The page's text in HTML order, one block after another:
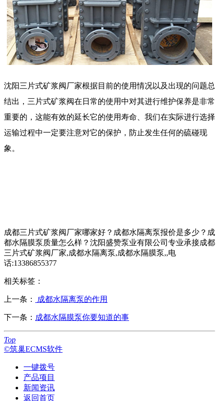
沈阳三片式矿浆阀厂家根据目前的使用情况以及出现的问题总
结出，三片式矿浆阀在日常的使用中对其进行维护保养是非常
重要的，这能有效的延长它的使用寿命、我们在实际进行选择
运输过程中一定要注意对它的保护，防止发生任何的硫碰现
象。
成都三片式矿浆阀厂家哪家好？成都水隔离泵报价是多少？成
都水隔膜泵质量怎么样？沈阳盛赞泵业有限公司专业承接成都
三片式矿浆阀厂家,成都水隔离泵,成都水隔膜泵,,电
话:13386855377
相关标签：
上一条： 成都水隔离泵的作用
下一条： 成都水隔膜泵你要知道的事
Top
©筑巢ECMS软件
一键拨号
产品项目
新闻资讯
返回首页